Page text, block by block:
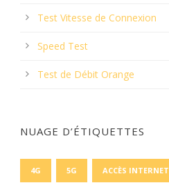
Test Vitesse de Connexion
Speed Test
Test de Débit Orange
NUAGE D’ÉTIQUETTES
4G 5G ACCÈS INTERNET